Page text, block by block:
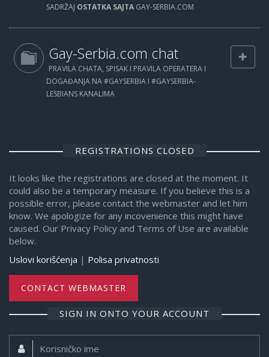
SADRŽAJ OSTATKA SAJTA GAY-SERBIA.COM
Gay-Serbia.com chat
PRAVILA CHATA, SPISAK I PRAVILA OPERATERA I
DOGAĐANJA NA #GAYSERBIA I #GAYSERBIA-
LESBIANS KANALIMA
REGISTRATIONS CLOSED
It looks like the registrations are closed at the moment. It
could also be a temporary measure. If you believe this is a
possible error, please contact the webmaster and let him
know. We apologize for any incovenience this might have
caused. Our Privacy Policy and Terms of Use are available
below.
Uslovi korišćenja | Polisa privatnosti
CONTACT WEBMASTER
SIGN IN ONTO YOUR ACCOUNT
Korisničko